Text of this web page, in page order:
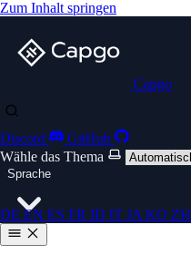
Zum Inhalt springen
Capgo
Discord
GitHub
Wähle das Thema
Sprache
DE EN ES FR ID IT JA KO ZH